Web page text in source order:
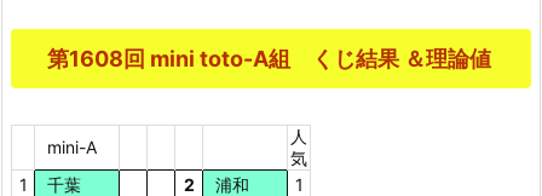
第1608回 mini toto-A組 くじ結果 ＆理論値
mini-A
人
気
1
千葉 2 浦和
1